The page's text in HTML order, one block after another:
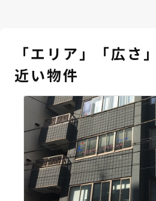
「エリア」「広さ
近い物件